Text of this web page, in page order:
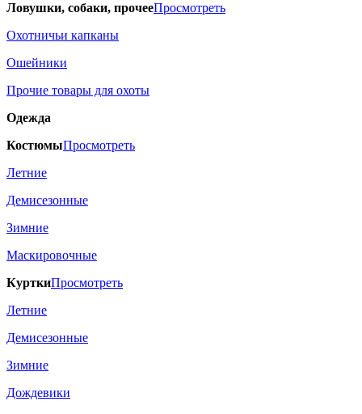
Ловушки, собаки, прочееПросмотреть
Охотничьи капканы
Ошейники
Прочие товары для охоты
Одежда
КостюмыПросмотреть
Летние
Демисезонные
Зимние
Маскировочные
КурткиПросмотреть
Летние
Демисезонные
Зимние
Дождевики